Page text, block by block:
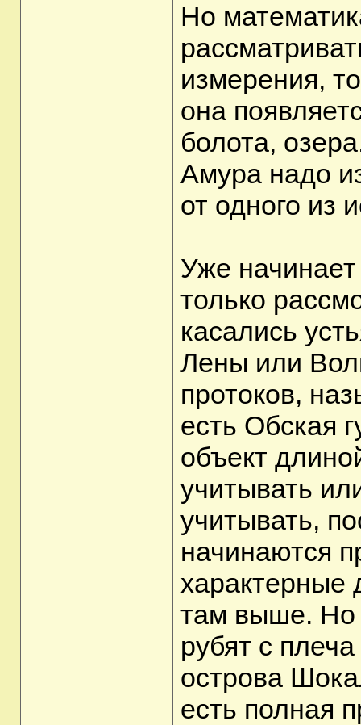
Но
измерения,
она
болота,
Амура надо
от одного из
Уже
только
касались
Лены или
протоков,
есть Обская
объект
учитывать
учитывать,
начинаются
характерные
там выше. Но
рубят с
острова
есть полная